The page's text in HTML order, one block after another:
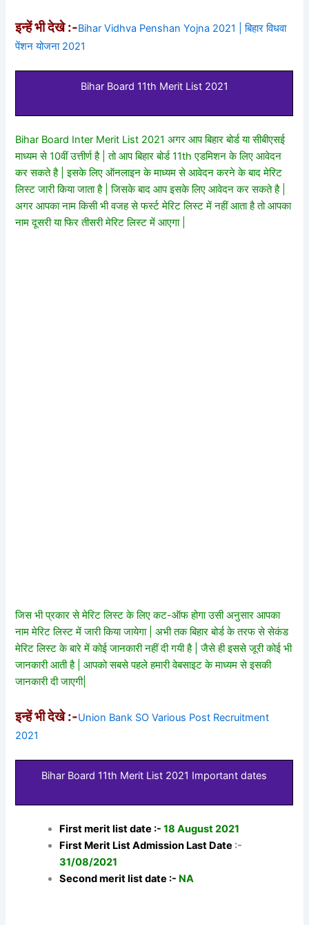
इन्हें भी देखे :-Bihar Vidhva Penshan Yojna 2021 | बिहार विधवा
पेंशन योजना 2021
Bihar Board 11th Merit List 2021
Bihar Board Inter Merit List 2021 अगर आप बिहार बोर्ड या सीबीएसई
माध्यम से 10वीं उत्तीर्ण है | तो आप बिहार बोर्ड 11th एडमिशन के लिए आवेदन
कर सकते है | इसके लिए ऑनलाइन के माध्यम से आवेदन करने के बाद मेरिट
लिस्ट जारी किया जाता है | जिसके बाद आप इसके लिए आवेदन कर सकते है |
अगर आपका नाम किसी भी वजह से फर्स्ट मेरिट लिस्ट में नहीं आता है तो आपका
नाम दूसरी या फिर तीसरी मेरिट लिस्ट में आएगा |
जिस भी प्रकार से मेरिट लिस्ट के लिए कट-ऑफ होगा उसी अनुसार आपका
नाम मेरिट लिस्ट में जारी किया जायेगा | अभी तक बिहार बोर्ड के तरफ से सेकंड
मेरिट लिस्ट के बारे में कोई जानकारी नहीं दी गयी है | जैसे ही इससे जूरी कोई भी
जानकारी आती है | आपको सबसे पहले हमारी वेबसाइट के माध्यम से इसकी
जानकारी दी जाएगी|
इन्हें भी देखे :-Union Bank SO Various Post Recruitment
2021
Bihar Board 11th Merit List 2021 Important dates
First merit list date :- 18 August 2021
First Merit List Admission Last Date :-
31/08/2021
Second merit list date :- NA